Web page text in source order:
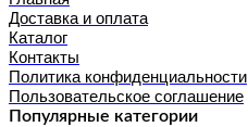
Доставка и оплата
Каталог
Контакты
Политика конфиденциальности
Пользовательское соглашение
Популярные категории